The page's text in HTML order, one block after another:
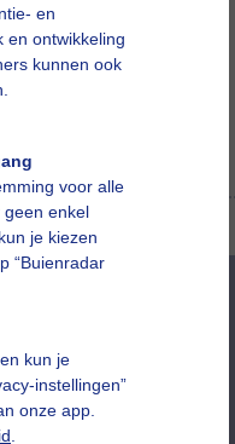
en
en ontwikkeling
kunnen ook
voor alle
geen enkel
je kiezen
“Buienradar
kun je
instellingen”
onze app.
Een moment geduld aub...